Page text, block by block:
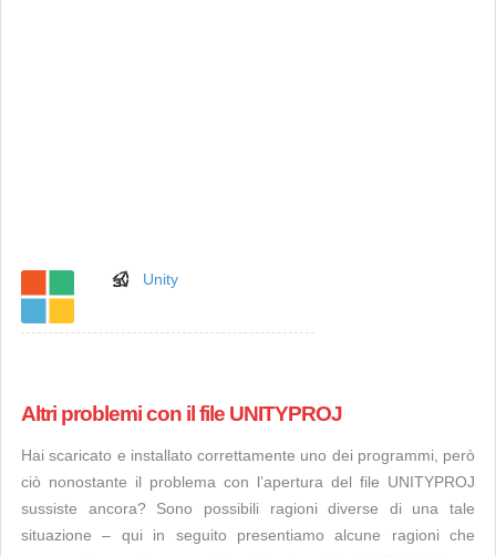
Unity
Altri problemi con il file UNITYPROJ
Hai scaricato e installato correttamente uno dei programmi, però
ciò nonostante il problema con l’apertura del file UNITYPROJ
sussiste ancora? Sono possibili ragioni diverse di una tale
situazione – qui in seguito presentiamo alcune ragioni che